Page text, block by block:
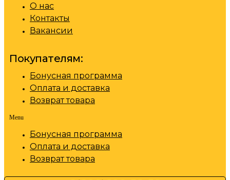
О нас
Контакты
Вакансии
Покупателям:
Бонусная программа
Оплата и доставка
Возврат товара
Menu
Бонусная программа
Оплата и доставка
Возврат товара